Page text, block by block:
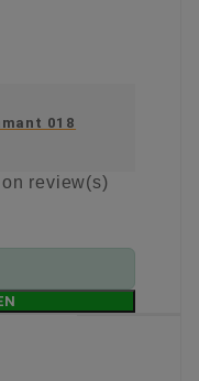
018
review(s)